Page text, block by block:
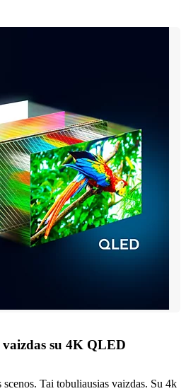
su 4K QLED
Tai tobuliausias vaizdas. Su 4k